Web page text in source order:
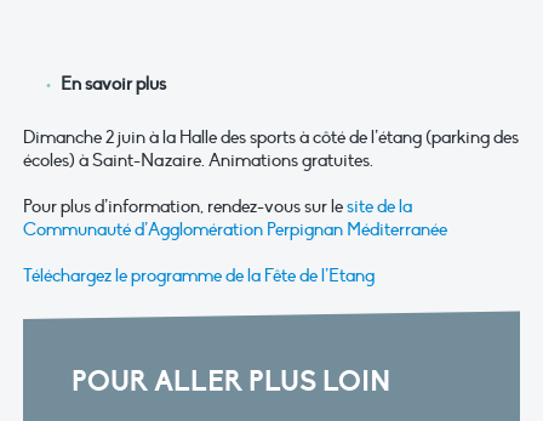
En savoir plus
Dimanche 2 juin à la Halle des sports à côté de l’étang (parking des
écoles) à Saint-Nazaire. Animations gratuites.
Pour plus d’information, rendez-vous sur lesite de la
Communauté d’Agglomération Perpignan Méditerranée
Téléchargez le programme de la Fête de l’Etang
POUR ALLER PLUS LOIN